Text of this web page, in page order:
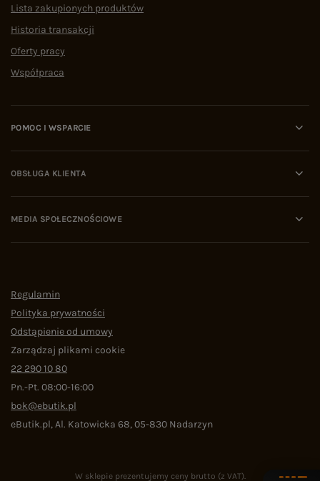
Lista zakupionych produktów
Historia transakcji
Oferty pracy
Współpraca
POMOC I WSPARCIE
OBSŁUGA KLIENTA
MEDIA SPOŁECZNOŚCIOWE
Regulamin
Polityka prywatności
Odstąpienie od umowy
Zarządzaj plikami cookie
22 290 10 80
Pn.-Pt. 08:00-16:00
bok@ebutik.pl
eButik.pl,Al. Katowicka 68,05-830 Nadarzyn
W sklepie prezentujemy ceny brutto (z VAT).